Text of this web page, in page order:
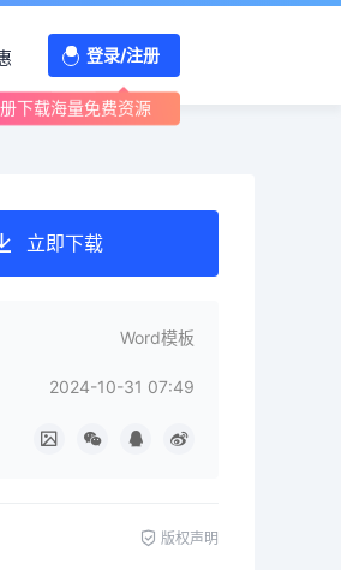
登录/注册
下载海量免费资源
立即下载
Word模板
2024-10-31 07:49
版权声明